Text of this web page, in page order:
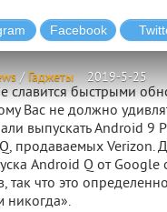
/ Гаджеты 2019-5-25
славится быстрыми
Вас не должно
выпускать Android 9
продаваемых Verizon.
Android Q от Google
так что это
никогда».